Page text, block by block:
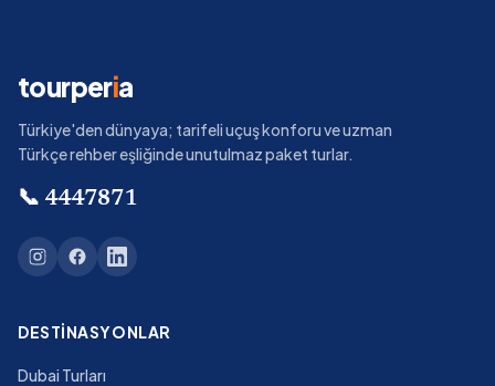
tourperia
Türkiye'den dünyaya; tarifeli uçuş konforu ve uzman
Türkçe rehber eşliğinde unutulmaz paket turlar.
📞 4447871
DESTINASYONLAR
Dubai Turları